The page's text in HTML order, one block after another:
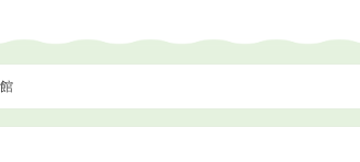
て
館
ージアム